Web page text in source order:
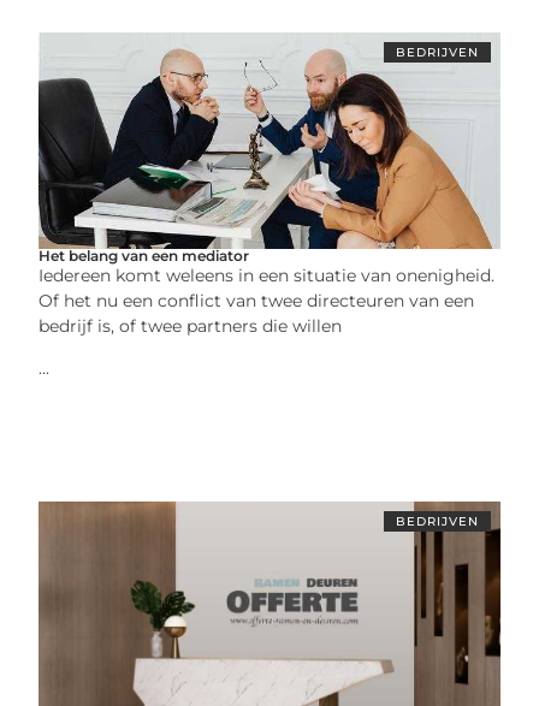
BEDRIJVEN
Het belang van een mediator
Iedereen komt weleens in een situatie van onenigheid.
Of het nu een conflict van twee directeuren van een
bedrijf is, of twee partners die willen
...
BEDRIJVEN